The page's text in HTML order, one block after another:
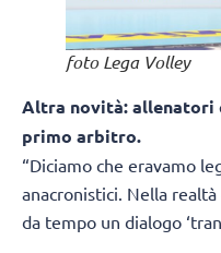
foto Lega Volley
Altra novità: allenatori
primo arbitro.
“Diciamo che eravamo
anacronistici. Nella
da tempo un dialogo